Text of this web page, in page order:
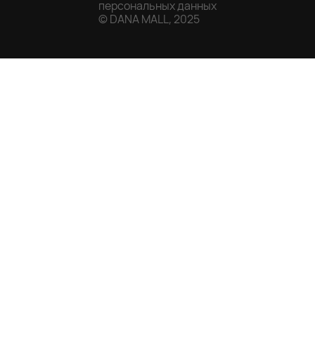
ограниченной
ответственностью
персональных данных
© DANA MALL, 2025